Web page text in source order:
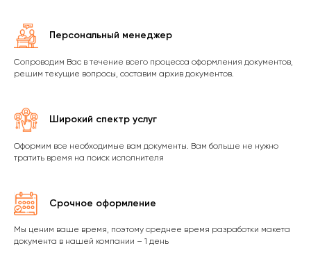
Персональный менеджер
Сопроводим Вас в течение всего процесса оформления документов,
решим текущие вопросы, составим архив документов.
Широкий спектр услуг
Оформим все необходимые вам документы. Вам больше не нужно
тратить время на поиск исполнителя
Срочное оформление
Мы ценим ваше время, поэтому среднее время разработки макета
документа в нашей компании – 1 день